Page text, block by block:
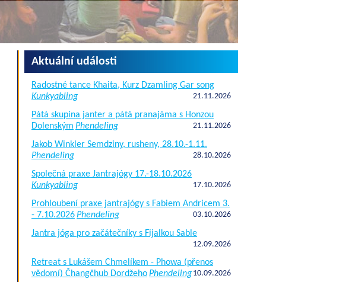
Aktuální události
Radostné tance Khaita, Kurz Dzamling Gar song
Kunkyabling
21.11.2026
Pátá skupina janter a pátá pranajáma s Honzou
Dolenským Phendeling 21.11.2026
Jakob Winkler Semdziny, rusheny, 28.10.-1.11.
Phendeling
28.10.2026
Společná praxe Jantrajógy 17.-18.10.2026
Kunkyabling
17.10.2026
Prohloubení praxe jantrajógy s Fabiem Andricem 3.
- 7.10.2026Phendeling 03.10.2026
Jantra jóga pro začátečníky s Fijalkou Sable
12.09.2026
Retreat s Lukášem Chmelíkem - Phowa (přenos
vědomí) Čhangčhub DordžehoPhendeling 10.09.2026